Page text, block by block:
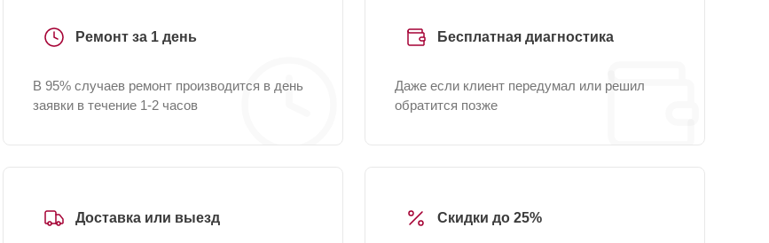
Ремонт за 1 день
В 95% случаев ремонт производится в день
заявки в течение 1-2 часов
Бесплатная диагностика
Даже если клиент передумал или решил
обратится позже
Доставка или выезд Скидки до 25%